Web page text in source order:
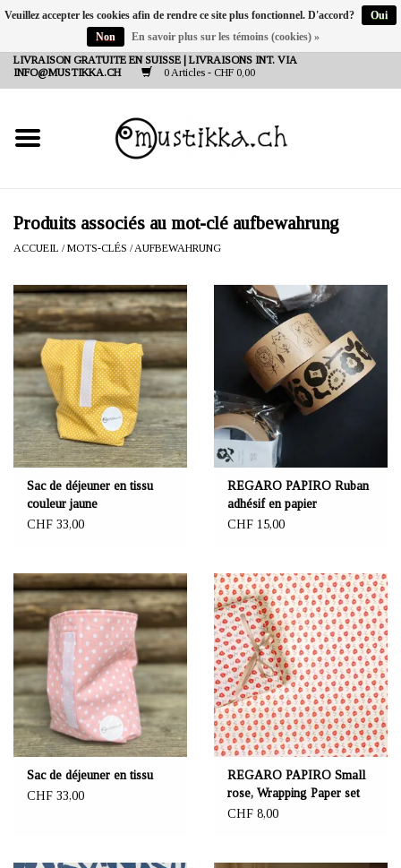
LIVRAISON GRATUITE EN SUISSE | LIVRAISONS INT. VIA
INFO@MUSTIKKA.CH
0 Articles - CHF 0,00
NEW IN
SHOP - A PIECE OF
FINLAND FOR YOU
Produits associés au mot-clé aufbewahrung
ACCUEIL /MOTS-CLÉS /AUFBEWAHRUNG
Sac de déjeuner en tissu
couleur jaune
CHF 33,00
REGARO PAPIRO Ruban
adhésif en papier
"Camella" 48 mm
CHF 15,00
Sac de déjeuner en tissu
CHF 33,00
REGARO PAPIRO Small
rose, Wrapping Paper set
of 3
CHF 8,00
Veuillez accepter les cookies afin de rendre ce site plus fonctionnel. D'accord?
Oui
Non
En savoir plus sur les témoins (cookies) »